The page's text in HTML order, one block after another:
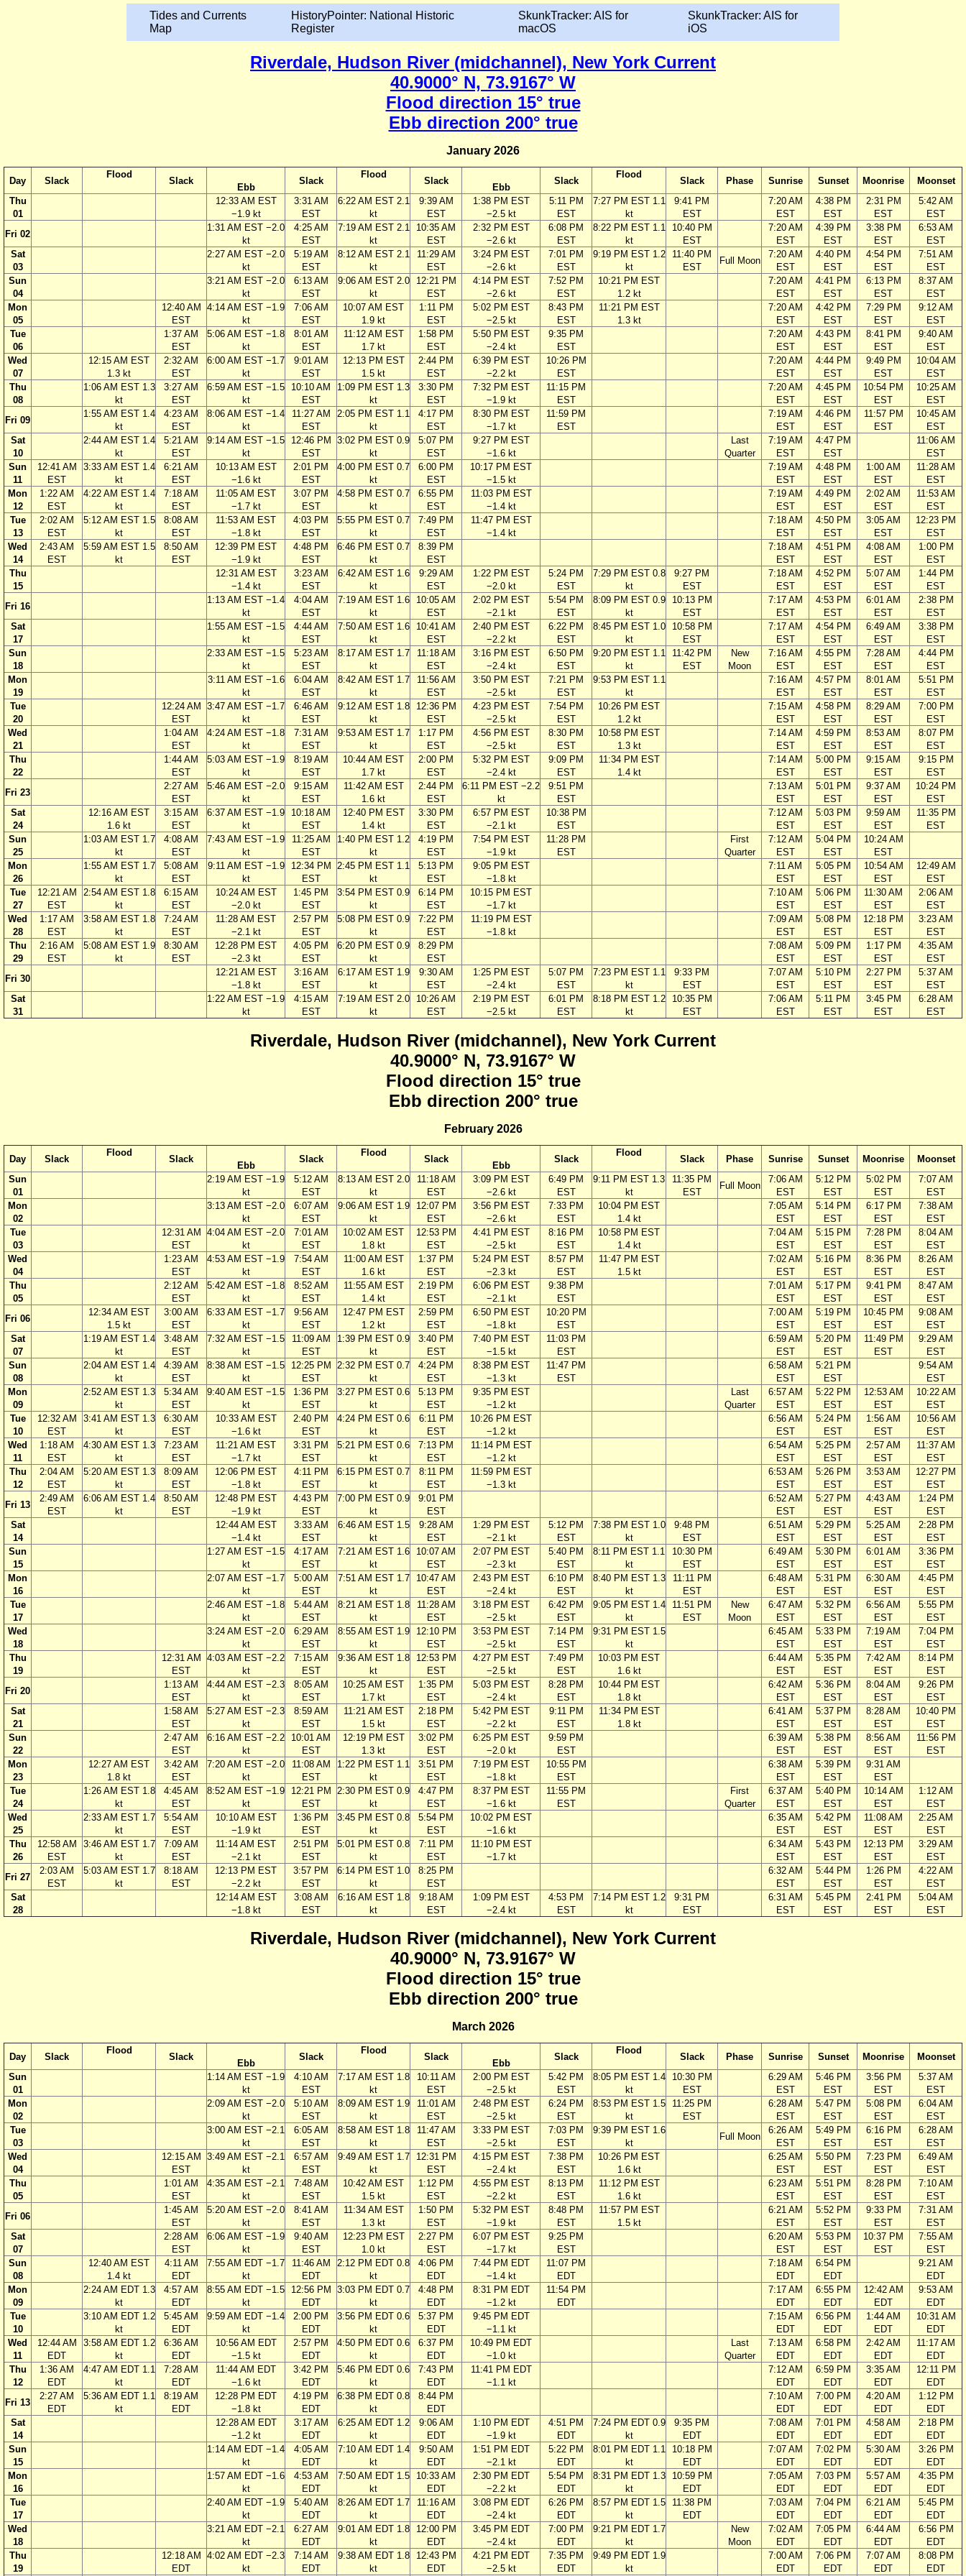
Tides and Currents
Map
HistoryPointer: National Historic
Register
SkunkTracker: AIS for
macOS
SkunkTracker: AIS for
iOS
Riverdale, Hudson River (midchannel), New York Current
40.9000° N, 73.9167° W
Flood direction 15° true
Ebb direction 200° true
January 2026
Day Slack
Flood
Slack
Ebb
Slack
Flood
Slack
Ebb
Slack
Flood
Slack Phase Sunrise Sunset Moonrise
Moonset
Thu
01
12:33 AM EST
−1.9 kt
3:31 AM
EST
6:22 AM EST 2.1
kt
9:39 AM
EST
1:38 PM EST
−2.5 kt
5:11 PM
EST
7:27 PM EST 1.1
kt
9:41 PM
EST
7:20 AM
EST
4:38 PM
EST
2:31 PM
EST
5:42 AM
EST
Fri 02
1:31 AM EST −2.0
kt
4:25 AM
EST
7:19 AM EST 2.1
kt
10:35 AM
EST
2:32 PM EST
−2.6 kt
6:08 PM
EST
8:22 PM EST 1.1
kt
10:40 PM
EST
7:20 AM
EST
4:39 PM
EST
3:38 PM
EST
6:53 AM
EST
Sat
03
2:27 AM EST −2.0
kt
5:19 AM
EST
8:12 AM EST 2.1
kt
11:29 AM
EST
3:24 PM EST
−2.6 kt
7:01 PM
EST
9:19 PM EST 1.2
kt
11:40 PM
EST
Full Moon
7:20 AM
EST
4:40 PM
EST
4:54 PM
EST
7:51 AM
EST
Sun
04
3:21 AM EST −2.0
kt
6:13 AM
EST
9:06 AM EST 2.0
kt
12:21 PM
EST
4:14 PM EST
−2.6 kt
7:52 PM
EST
10:21 PM EST
1.2 kt
7:20 AM
EST
4:41 PM
EST
6:13 PM
EST
8:37 AM
EST
Mon
05
12:40 AM
EST
4:14 AM EST −1.9
kt
7:06 AM
EST
10:07 AM EST
1.9 kt
1:11 PM
EST
5:02 PM EST
−2.5 kt
8:43 PM
EST
11:21 PM EST
1.3 kt
7:20 AM
EST
4:42 PM
EST
7:29 PM
EST
9:12 AM
EST
Tue
06
1:37 AM
EST
5:06 AM EST −1.8
kt
8:01 AM
EST
11:12 AM EST
1.7 kt
1:58 PM
EST
5:50 PM EST
−2.4 kt
9:35 PM
EST
7:20 AM
EST
4:43 PM
EST
8:41 PM
EST
9:40 AM
EST
Wed
07
12:15 AM EST
1.3 kt
2:32 AM
EST
6:00 AM EST −1.7
kt
9:01 AM
EST
12:13 PM EST
1.5 kt
2:44 PM
EST
6:39 PM EST
−2.2 kt
10:26 PM
EST
7:20 AM
EST
4:44 PM
EST
9:49 PM
EST
10:04 AM
EST
Thu
08
1:06 AM EST 1.3
kt
3:27 AM
EST
6:59 AM EST −1.5
kt
10:10 AM
EST
1:09 PM EST 1.3
kt
3:30 PM
EST
7:32 PM EST
−1.9 kt
11:15 PM
EST
7:20 AM
EST
4:45 PM
EST
10:54 PM
EST
10:25 AM
EST
Fri 09
1:55 AM EST 1.4
kt
4:23 AM
EST
8:06 AM EST −1.4
kt
11:27 AM
EST
2:05 PM EST 1.1
kt
4:17 PM
EST
8:30 PM EST
−1.7 kt
11:59 PM
EST
7:19 AM
EST
4:46 PM
EST
11:57 PM
EST
10:45 AM
EST
Sat
10
2:44 AM EST 1.4
kt
5:21 AM
EST
9:14 AM EST −1.5
kt
12:46 PM
EST
3:02 PM EST 0.9
kt
5:07 PM
EST
9:27 PM EST
−1.6 kt
Last
Quarter
7:19 AM
EST
4:47 PM
EST
11:06 AM
EST
Sun
11
12:41 AM
EST
3:33 AM EST 1.4
kt
6:21 AM
EST
10:13 AM EST
−1.6 kt
2:01 PM
EST
4:00 PM EST 0.7
kt
6:00 PM
EST
10:17 PM EST
−1.5 kt
7:19 AM
EST
4:48 PM
EST
1:00 AM
EST
11:28 AM
EST
Mon
12
1:22 AM
EST
4:22 AM EST 1.4
kt
7:18 AM
EST
11:05 AM EST
−1.7 kt
3:07 PM
EST
4:58 PM EST 0.7
kt
6:55 PM
EST
11:03 PM EST
−1.4 kt
7:19 AM
EST
4:49 PM
EST
2:02 AM
EST
11:53 AM
EST
Tue
13
2:02 AM
EST
5:12 AM EST 1.5
kt
8:08 AM
EST
11:53 AM EST
−1.8 kt
4:03 PM
EST
5:55 PM EST 0.7
kt
7:49 PM
EST
11:47 PM EST
−1.4 kt
7:18 AM
EST
4:50 PM
EST
3:05 AM
EST
12:23 PM
EST
Wed
14
2:43 AM
EST
5:59 AM EST 1.5
kt
8:50 AM
EST
12:39 PM EST
−1.9 kt
4:48 PM
EST
6:46 PM EST 0.7
kt
8:39 PM
EST
7:18 AM
EST
4:51 PM
EST
4:08 AM
EST
1:00 PM
EST
Thu
15
12:31 AM EST
−1.4 kt
3:23 AM
EST
6:42 AM EST 1.6
kt
9:29 AM
EST
1:22 PM EST
−2.0 kt
5:24 PM
EST
7:29 PM EST 0.8
kt
9:27 PM
EST
7:18 AM
EST
4:52 PM
EST
5:07 AM
EST
1:44 PM
EST
Fri 16
1:13 AM EST −1.4
kt
4:04 AM
EST
7:19 AM EST 1.6
kt
10:05 AM
EST
2:02 PM EST
−2.1 kt
5:54 PM
EST
8:09 PM EST 0.9
kt
10:13 PM
EST
7:17 AM
EST
4:53 PM
EST
6:01 AM
EST
2:38 PM
EST
Sat
17
1:55 AM EST −1.5
kt
4:44 AM
EST
7:50 AM EST 1.6
kt
10:41 AM
EST
2:40 PM EST
−2.2 kt
6:22 PM
EST
8:45 PM EST 1.0
kt
10:58 PM
EST
7:17 AM
EST
4:54 PM
EST
6:49 AM
EST
3:38 PM
EST
Sun
18
2:33 AM EST −1.5
kt
5:23 AM
EST
8:17 AM EST 1.7
kt
11:18 AM
EST
3:16 PM EST
−2.4 kt
6:50 PM
EST
9:20 PM EST 1.1
kt
11:42 PM
EST
New
Moon
7:16 AM
EST
4:55 PM
EST
7:28 AM
EST
4:44 PM
EST
Mon
19
3:11 AM EST −1.6
kt
6:04 AM
EST
8:42 AM EST 1.7
kt
11:56 AM
EST
3:50 PM EST
−2.5 kt
7:21 PM
EST
9:53 PM EST 1.1
kt
7:16 AM
EST
4:57 PM
EST
8:01 AM
EST
5:51 PM
EST
Tue
20
12:24 AM
EST
3:47 AM EST −1.7
kt
6:46 AM
EST
9:12 AM EST 1.8
kt
12:36 PM
EST
4:23 PM EST
−2.5 kt
7:54 PM
EST
10:26 PM EST
1.2 kt
7:15 AM
EST
4:58 PM
EST
8:29 AM
EST
7:00 PM
EST
Wed
21
1:04 AM
EST
4:24 AM EST −1.8
kt
7:31 AM
EST
9:53 AM EST 1.7
kt
1:17 PM
EST
4:56 PM EST
−2.5 kt
8:30 PM
EST
10:58 PM EST
1.3 kt
7:14 AM
EST
4:59 PM
EST
8:53 AM
EST
8:07 PM
EST
Thu
22
1:44 AM
EST
5:03 AM EST −1.9
kt
8:19 AM
EST
10:44 AM EST
1.7 kt
2:00 PM
EST
5:32 PM EST
−2.4 kt
9:09 PM
EST
11:34 PM EST
1.4 kt
7:14 AM
EST
5:00 PM
EST
9:15 AM
EST
9:15 PM
EST
Fri 23
2:27 AM
EST
5:46 AM EST −2.0
kt
9:15 AM
EST
11:42 AM EST
1.6 kt
2:44 PM
EST
6:11 PM EST −2.2
kt
9:51 PM
EST
7:13 AM
EST
5:01 PM
EST
9:37 AM
EST
10:24 PM
EST
Sat
24
12:16 AM EST
1.6 kt
3:15 AM
EST
6:37 AM EST −1.9
kt
10:18 AM
EST
12:40 PM EST
1.4 kt
3:30 PM
EST
6:57 PM EST
−2.1 kt
10:38 PM
EST
7:12 AM
EST
5:03 PM
EST
9:59 AM
EST
11:35 PM
EST
Sun
25
1:03 AM EST 1.7
kt
4:08 AM
EST
7:43 AM EST −1.9
kt
11:25 AM
EST
1:40 PM EST 1.2
kt
4:19 PM
EST
7:54 PM EST
−1.9 kt
11:28 PM
EST
First
Quarter
7:12 AM
EST
5:04 PM
EST
10:24 AM
EST
Mon
26
1:55 AM EST 1.7
kt
5:08 AM
EST
9:11 AM EST −1.9
kt
12:34 PM
EST
2:45 PM EST 1.1
kt
5:13 PM
EST
9:05 PM EST
−1.8 kt
7:11 AM
EST
5:05 PM
EST
10:54 AM
EST
12:49 AM
EST
Tue
27
12:21 AM
EST
2:54 AM EST 1.8
kt
6:15 AM
EST
10:24 AM EST
−2.0 kt
1:45 PM
EST
3:54 PM EST 0.9
kt
6:14 PM
EST
10:15 PM EST
−1.7 kt
7:10 AM
EST
5:06 PM
EST
11:30 AM
EST
2:06 AM
EST
Wed
28
1:17 AM
EST
3:58 AM EST 1.8
kt
7:24 AM
EST
11:28 AM EST
−2.1 kt
2:57 PM
EST
5:08 PM EST 0.9
kt
7:22 PM
EST
11:19 PM EST
−1.8 kt
7:09 AM
EST
5:08 PM
EST
12:18 PM
EST
3:23 AM
EST
Thu
29
2:16 AM
EST
5:08 AM EST 1.9
kt
8:30 AM
EST
12:28 PM EST
−2.3 kt
4:05 PM
EST
6:20 PM EST 0.9
kt
8:29 PM
EST
7:08 AM
EST
5:09 PM
EST
1:17 PM
EST
4:35 AM
EST
Fri 30
12:21 AM EST
−1.8 kt
3:16 AM
EST
6:17 AM EST 1.9
kt
9:30 AM
EST
1:25 PM EST
−2.4 kt
5:07 PM
EST
7:23 PM EST 1.1
kt
9:33 PM
EST
7:07 AM
EST
5:10 PM
EST
2:27 PM
EST
5:37 AM
EST
Sat
31
1:22 AM EST −1.9
kt
4:15 AM
EST
7:19 AM EST 2.0
kt
10:26 AM
EST
2:19 PM EST
−2.5 kt
6:01 PM
EST
8:18 PM EST 1.2
kt
10:35 PM
EST
7:06 AM
EST
5:11 PM
EST
3:45 PM
EST
6:28 AM
EST
Riverdale, Hudson River (midchannel), New York Current
40.9000° N, 73.9167° W
Flood direction 15° true
Ebb direction 200° true
February 2026
Day Slack
Flood
Slack
Ebb
Slack
Flood
Slack
Ebb
Slack
Flood
Slack Phase Sunrise Sunset Moonrise
Moonset
Sun
01
2:19 AM EST −1.9
kt
5:12 AM
EST
8:13 AM EST 2.0
kt
11:18 AM
EST
3:09 PM EST
−2.6 kt
6:49 PM
EST
9:11 PM EST 1.3
kt
11:35 PM
EST
Full Moon
7:06 AM
EST
5:12 PM
EST
5:02 PM
EST
7:07 AM
EST
Mon
02
3:13 AM EST −2.0
kt
6:07 AM
EST
9:06 AM EST 1.9
kt
12:07 PM
EST
3:56 PM EST
−2.6 kt
7:33 PM
EST
10:04 PM EST
1.4 kt
7:05 AM
EST
5:14 PM
EST
6:17 PM
EST
7:38 AM
EST
Tue
03
12:31 AM
EST
4:04 AM EST −2.0
kt
7:01 AM
EST
10:02 AM EST
1.8 kt
12:53 PM
EST
4:41 PM EST
−2.5 kt
8:16 PM
EST
10:58 PM EST
1.4 kt
7:04 AM
EST
5:15 PM
EST
7:28 PM
EST
8:04 AM
EST
Wed
04
1:23 AM
EST
4:53 AM EST −1.9
kt
7:54 AM
EST
11:00 AM EST
1.6 kt
1:37 PM
EST
5:24 PM EST
−2.3 kt
8:57 PM
EST
11:47 PM EST
1.5 kt
7:02 AM
EST
5:16 PM
EST
8:36 PM
EST
8:26 AM
EST
Thu
05
2:12 AM
EST
5:42 AM EST −1.8
kt
8:52 AM
EST
11:55 AM EST
1.4 kt
2:19 PM
EST
6:06 PM EST
−2.1 kt
9:38 PM
EST
7:01 AM
EST
5:17 PM
EST
9:41 PM
EST
8:47 AM
EST
Fri 06
12:34 AM EST
1.5 kt
3:00 AM
EST
6:33 AM EST −1.7
kt
9:56 AM
EST
12:47 PM EST
1.2 kt
2:59 PM
EST
6:50 PM EST
−1.8 kt
10:20 PM
EST
7:00 AM
EST
5:19 PM
EST
10:45 PM
EST
9:08 AM
EST
Sat
07
1:19 AM EST 1.4
kt
3:48 AM
EST
7:32 AM EST −1.5
kt
11:09 AM
EST
1:39 PM EST 0.9
kt
3:40 PM
EST
7:40 PM EST
−1.5 kt
11:03 PM
EST
6:59 AM
EST
5:20 PM
EST
11:49 PM
EST
9:29 AM
EST
Sun
08
2:04 AM EST 1.4
kt
4:39 AM
EST
8:38 AM EST −1.5
kt
12:25 PM
EST
2:32 PM EST 0.7
kt
4:24 PM
EST
8:38 PM EST
−1.3 kt
11:47 PM
EST
6:58 AM
EST
5:21 PM
EST
9:54 AM
EST
Mon
09
2:52 AM EST 1.3
kt
5:34 AM
EST
9:40 AM EST −1.5
kt
1:36 PM
EST
3:27 PM EST 0.6
kt
5:13 PM
EST
9:35 PM EST
−1.2 kt
Last
Quarter
6:57 AM
EST
5:22 PM
EST
12:53 AM
EST
10:22 AM
EST
Tue
10
12:32 AM
EST
3:41 AM EST 1.3
kt
6:30 AM
EST
10:33 AM EST
−1.6 kt
2:40 PM
EST
4:24 PM EST 0.6
kt
6:11 PM
EST
10:26 PM EST
−1.2 kt
6:56 AM
EST
5:24 PM
EST
1:56 AM
EST
10:56 AM
EST
Wed
11
1:18 AM
EST
4:30 AM EST 1.3
kt
7:23 AM
EST
11:21 AM EST
−1.7 kt
3:31 PM
EST
5:21 PM EST 0.6
kt
7:13 PM
EST
11:14 PM EST
−1.2 kt
6:54 AM
EST
5:25 PM
EST
2:57 AM
EST
11:37 AM
EST
Thu
12
2:04 AM
EST
5:20 AM EST 1.3
kt
8:09 AM
EST
12:06 PM EST
−1.8 kt
4:11 PM
EST
6:15 PM EST 0.7
kt
8:11 PM
EST
11:59 PM EST
−1.3 kt
6:53 AM
EST
5:26 PM
EST
3:53 AM
EST
12:27 PM
EST
Fri 13
2:49 AM
EST
6:06 AM EST 1.4
kt
8:50 AM
EST
12:48 PM EST
−1.9 kt
4:43 PM
EST
7:00 PM EST 0.9
kt
9:01 PM
EST
6:52 AM
EST
5:27 PM
EST
4:43 AM
EST
1:24 PM
EST
Sat
14
12:44 AM EST
−1.4 kt
3:33 AM
EST
6:46 AM EST 1.5
kt
9:28 AM
EST
1:29 PM EST
−2.1 kt
5:12 PM
EST
7:38 PM EST 1.0
kt
9:48 PM
EST
6:51 AM
EST
5:29 PM
EST
5:25 AM
EST
2:28 PM
EST
Sun
15
1:27 AM EST −1.5
kt
4:17 AM
EST
7:21 AM EST 1.6
kt
10:07 AM
EST
2:07 PM EST
−2.3 kt
5:40 PM
EST
8:11 PM EST 1.1
kt
10:30 PM
EST
6:49 AM
EST
5:30 PM
EST
6:01 AM
EST
3:36 PM
EST
Mon
16
2:07 AM EST −1.7
kt
5:00 AM
EST
7:51 AM EST 1.7
kt
10:47 AM
EST
2:43 PM EST
−2.4 kt
6:10 PM
EST
8:40 PM EST 1.3
kt
11:11 PM
EST
6:48 AM
EST
5:31 PM
EST
6:30 AM
EST
4:45 PM
EST
Tue
17
2:46 AM EST −1.8
kt
5:44 AM
EST
8:21 AM EST 1.8
kt
11:28 AM
EST
3:18 PM EST
−2.5 kt
6:42 PM
EST
9:05 PM EST 1.4
kt
11:51 PM
EST
New
Moon
6:47 AM
EST
5:32 PM
EST
6:56 AM
EST
5:55 PM
EST
Wed
18
3:24 AM EST −2.0
kt
6:29 AM
EST
8:55 AM EST 1.9
kt
12:10 PM
EST
3:53 PM EST
−2.5 kt
7:14 PM
EST
9:31 PM EST 1.5
kt
6:45 AM
EST
5:33 PM
EST
7:19 AM
EST
7:04 PM
EST
Thu
19
12:31 AM
EST
4:03 AM EST −2.2
kt
7:15 AM
EST
9:36 AM EST 1.8
kt
12:53 PM
EST
4:27 PM EST
−2.5 kt
7:49 PM
EST
10:03 PM EST
1.6 kt
6:44 AM
EST
5:35 PM
EST
7:42 AM
EST
8:14 PM
EST
Fri 20
1:13 AM
EST
4:44 AM EST −2.3
kt
8:05 AM
EST
10:25 AM EST
1.7 kt
1:35 PM
EST
5:03 PM EST
−2.4 kt
8:28 PM
EST
10:44 PM EST
1.8 kt
6:42 AM
EST
5:36 PM
EST
8:04 AM
EST
9:26 PM
EST
Sat
21
1:58 AM
EST
5:27 AM EST −2.3
kt
8:59 AM
EST
11:21 AM EST
1.5 kt
2:18 PM
EST
5:42 PM EST
−2.2 kt
9:11 PM
EST
11:34 PM EST
1.8 kt
6:41 AM
EST
5:37 PM
EST
8:28 AM
EST
10:40 PM
EST
Sun
22
2:47 AM
EST
6:16 AM EST −2.2
kt
10:01 AM
EST
12:19 PM EST
1.3 kt
3:02 PM
EST
6:25 PM EST
−2.0 kt
9:59 PM
EST
6:39 AM
EST
5:38 PM
EST
8:56 AM
EST
11:56 PM
EST
Mon
23
12:27 AM EST
1.8 kt
3:42 AM
EST
7:20 AM EST −2.0
kt
11:08 AM
EST
1:22 PM EST 1.1
kt
3:51 PM
EST
7:19 PM EST
−1.8 kt
10:55 PM
EST
6:38 AM
EST
5:39 PM
EST
9:31 AM
EST
Tue
24
1:26 AM EST 1.8
kt
4:45 AM
EST
8:52 AM EST −1.9
kt
12:21 PM
EST
2:30 PM EST 0.9
kt
4:47 PM
EST
8:37 PM EST
−1.6 kt
11:55 PM
EST
First
Quarter
6:37 AM
EST
5:40 PM
EST
10:14 AM
EST
1:12 AM
EST
Wed
25
2:33 AM EST 1.7
kt
5:54 AM
EST
10:10 AM EST
−1.9 kt
1:36 PM
EST
3:45 PM EST 0.8
kt
5:54 PM
EST
10:02 PM EST
−1.6 kt
6:35 AM
EST
5:42 PM
EST
11:08 AM
EST
2:25 AM
EST
Thu
26
12:58 AM
EST
3:46 AM EST 1.7
kt
7:09 AM
EST
11:14 AM EST
−2.1 kt
2:51 PM
EST
5:01 PM EST 0.8
kt
7:11 PM
EST
11:10 PM EST
−1.7 kt
6:34 AM
EST
5:43 PM
EST
12:13 PM
EST
3:29 AM
EST
Fri 27
2:03 AM
EST
5:03 AM EST 1.7
kt
8:18 AM
EST
12:13 PM EST
−2.2 kt
3:57 PM
EST
6:14 PM EST 1.0
kt
8:25 PM
EST
6:32 AM
EST
5:44 PM
EST
1:26 PM
EST
4:22 AM
EST
Sat
28
12:14 AM EST
−1.8 kt
3:08 AM
EST
6:16 AM EST 1.8
kt
9:18 AM
EST
1:09 PM EST
−2.4 kt
4:53 PM
EST
7:14 PM EST 1.2
kt
9:31 PM
EST
6:31 AM
EST
5:45 PM
EST
2:41 PM
EST
5:04 AM
EST
Riverdale, Hudson River (midchannel), New York Current
40.9000° N, 73.9167° W
Flood direction 15° true
Ebb direction 200° true
March 2026
Day Slack
Flood
Slack
Ebb
Slack
Flood
Slack
Ebb
Slack
Flood
Slack Phase Sunrise Sunset Moonrise
Moonset
Sun
01
1:14 AM EST −1.9
kt
4:10 AM
EST
7:17 AM EST 1.8
kt
10:11 AM
EST
2:00 PM EST
−2.5 kt
5:42 PM
EST
8:05 PM EST 1.4
kt
10:30 PM
EST
6:29 AM
EST
5:46 PM
EST
3:56 PM
EST
5:37 AM
EST
Mon
02
2:09 AM EST −2.0
kt
5:10 AM
EST
8:09 AM EST 1.9
kt
11:01 AM
EST
2:48 PM EST
−2.5 kt
6:24 PM
EST
8:53 PM EST 1.5
kt
11:25 PM
EST
6:28 AM
EST
5:47 PM
EST
5:08 PM
EST
6:04 AM
EST
Tue
03
3:00 AM EST −2.1
kt
6:05 AM
EST
8:58 AM EST 1.8
kt
11:47 AM
EST
3:33 PM EST
−2.5 kt
7:03 PM
EST
9:39 PM EST 1.6
kt
Full Moon
6:26 AM
EST
5:49 PM
EST
6:16 PM
EST
6:28 AM
EST
Wed
04
12:15 AM
EST
3:49 AM EST −2.1
kt
6:57 AM
EST
9:49 AM EST 1.7
kt
12:31 PM
EST
4:15 PM EST
−2.4 kt
7:38 PM
EST
10:26 PM EST
1.6 kt
6:25 AM
EST
5:50 PM
EST
7:23 PM
EST
6:49 AM
EST
Thu
05
1:01 AM
EST
4:35 AM EST −2.1
kt
7:48 AM
EST
10:42 AM EST
1.5 kt
1:12 PM
EST
4:55 PM EST
−2.2 kt
8:13 PM
EST
11:12 PM EST
1.6 kt
6:23 AM
EST
5:51 PM
EST
8:28 PM
EST
7:10 AM
EST
Fri 06
1:45 AM
EST
5:20 AM EST −2.0
kt
8:41 AM
EST
11:34 AM EST
1.3 kt
1:50 PM
EST
5:32 PM EST
−1.9 kt
8:48 PM
EST
11:57 PM EST
1.5 kt
6:21 AM
EST
5:52 PM
EST
9:33 PM
EST
7:31 AM
EST
Sat
07
2:28 AM
EST
6:06 AM EST −1.9
kt
9:40 AM
EST
12:23 PM EST
1.0 kt
2:27 PM
EST
6:07 PM EST
−1.7 kt
9:25 PM
EST
6:20 AM
EST
5:53 PM
EST
10:37 PM
EST
7:55 AM
EST
Sun
08
12:40 AM EST
1.4 kt
4:11 AM
EDT
7:55 AM EDT −1.7
kt
11:46 AM
EDT
2:12 PM EDT 0.8
kt
4:06 PM
EDT
7:44 PM EDT
−1.4 kt
11:07 PM
EDT
7:18 AM
EDT
6:54 PM
EDT
9:21 AM
EDT
Mon
09
2:24 AM EDT 1.3
kt
4:57 AM
EDT
8:55 AM EDT −1.5
kt
12:56 PM
EDT
3:03 PM EDT 0.7
kt
4:48 PM
EDT
8:31 PM EDT
−1.2 kt
11:54 PM
EDT
7:17 AM
EDT
6:55 PM
EDT
12:42 AM
EDT
9:53 AM
EDT
Tue
10
3:10 AM EDT 1.2
kt
5:45 AM
EDT
9:59 AM EDT −1.4
kt
2:00 PM
EDT
3:56 PM EDT 0.6
kt
5:37 PM
EDT
9:45 PM EDT
−1.1 kt
7:15 AM
EDT
6:56 PM
EDT
1:44 AM
EDT
10:31 AM
EDT
Wed
11
12:44 AM
EDT
3:58 AM EDT 1.2
kt
6:36 AM
EDT
10:56 AM EDT
−1.5 kt
2:57 PM
EDT
4:50 PM EDT 0.6
kt
6:37 PM
EDT
10:49 PM EDT
−1.0 kt
Last
Quarter
7:13 AM
EDT
6:58 PM
EDT
2:42 AM
EDT
11:17 AM
EDT
Thu
12
1:36 AM
EDT
4:47 AM EDT 1.1
kt
7:28 AM
EDT
11:44 AM EDT
−1.6 kt
3:42 PM
EDT
5:46 PM EDT 0.6
kt
7:43 PM
EDT
11:41 PM EDT
−1.1 kt
7:12 AM
EDT
6:59 PM
EDT
3:35 AM
EDT
12:11 PM
EDT
Fri 13
2:27 AM
EDT
5:36 AM EDT 1.1
kt
8:19 AM
EDT
12:28 PM EDT
−1.8 kt
4:19 PM
EDT
6:38 PM EDT 0.8
kt
8:44 PM
EDT
7:10 AM
EDT
7:00 PM
EDT
4:20 AM
EDT
1:12 PM
EDT
Sat
14
12:28 AM EDT
−1.2 kt
3:17 AM
EDT
6:25 AM EDT 1.2
kt
9:06 AM
EDT
1:10 PM EDT
−1.9 kt
4:51 PM
EDT
7:24 PM EDT 0.9
kt
9:35 PM
EDT
7:08 AM
EDT
7:01 PM
EDT
4:58 AM
EDT
2:18 PM
EDT
Sun
15
1:14 AM EDT −1.4
kt
4:05 AM
EDT
7:10 AM EDT 1.4
kt
9:50 AM
EDT
1:51 PM EDT
−2.1 kt
5:22 PM
EDT
8:01 PM EDT 1.1
kt
10:18 PM
EDT
7:07 AM
EDT
7:02 PM
EDT
5:30 AM
EDT
3:26 PM
EDT
Mon
16
1:57 AM EDT −1.6
kt
4:53 AM
EDT
7:50 AM EDT 1.5
kt
10:33 AM
EDT
2:30 PM EDT
−2.2 kt
5:54 PM
EDT
8:31 PM EDT 1.3
kt
10:59 PM
EDT
7:05 AM
EDT
7:03 PM
EDT
5:57 AM
EDT
4:35 PM
EDT
Tue
17
2:40 AM EDT −1.9
kt
5:40 AM
EDT
8:26 AM EDT 1.7
kt
11:16 AM
EDT
3:08 PM EDT
−2.4 kt
6:26 PM
EDT
8:57 PM EDT 1.5
kt
11:38 PM
EDT
7:03 AM
EDT
7:04 PM
EDT
6:21 AM
EDT
5:45 PM
EDT
Wed
18
3:21 AM EDT −2.1
kt
6:27 AM
EDT
9:01 AM EDT 1.8
kt
12:00 PM
EDT
3:45 PM EDT
−2.4 kt
7:00 PM
EDT
9:21 PM EDT 1.7
kt
New
Moon
7:02 AM
EDT
7:05 PM
EDT
6:44 AM
EDT
6:56 PM
EDT
Thu
19
12:18 AM
EDT
4:02 AM EDT −2.3
kt
7:14 AM
EDT
9:38 AM EDT 1.8
kt
12:43 PM
EDT
4:21 PM EDT
−2.5 kt
7:35 PM
EDT
9:49 PM EDT 1.9
kt
7:00 AM
EDT
7:06 PM
EDT
7:07 AM
EDT
8:08 PM
EDT